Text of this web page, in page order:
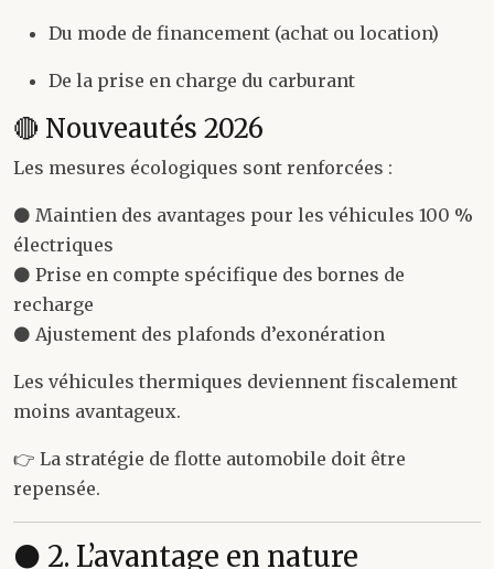
Du mode de financement (achat ou location)
De la prise en charge du carburant
🔴 Nouveautés 2026
Les mesures écologiques sont renforcées :
⚫ Maintien des avantages pour les véhicules 100 %
électriques
⚫ Prise en compte spécifique des bornes de
recharge
⚫ Ajustement des plafonds d’exonération
Les véhicules thermiques deviennent fiscalement
moins avantageux.
👉 La stratégie de flotte automobile doit être
repensée.
⚫ 2. L’avantage en nature